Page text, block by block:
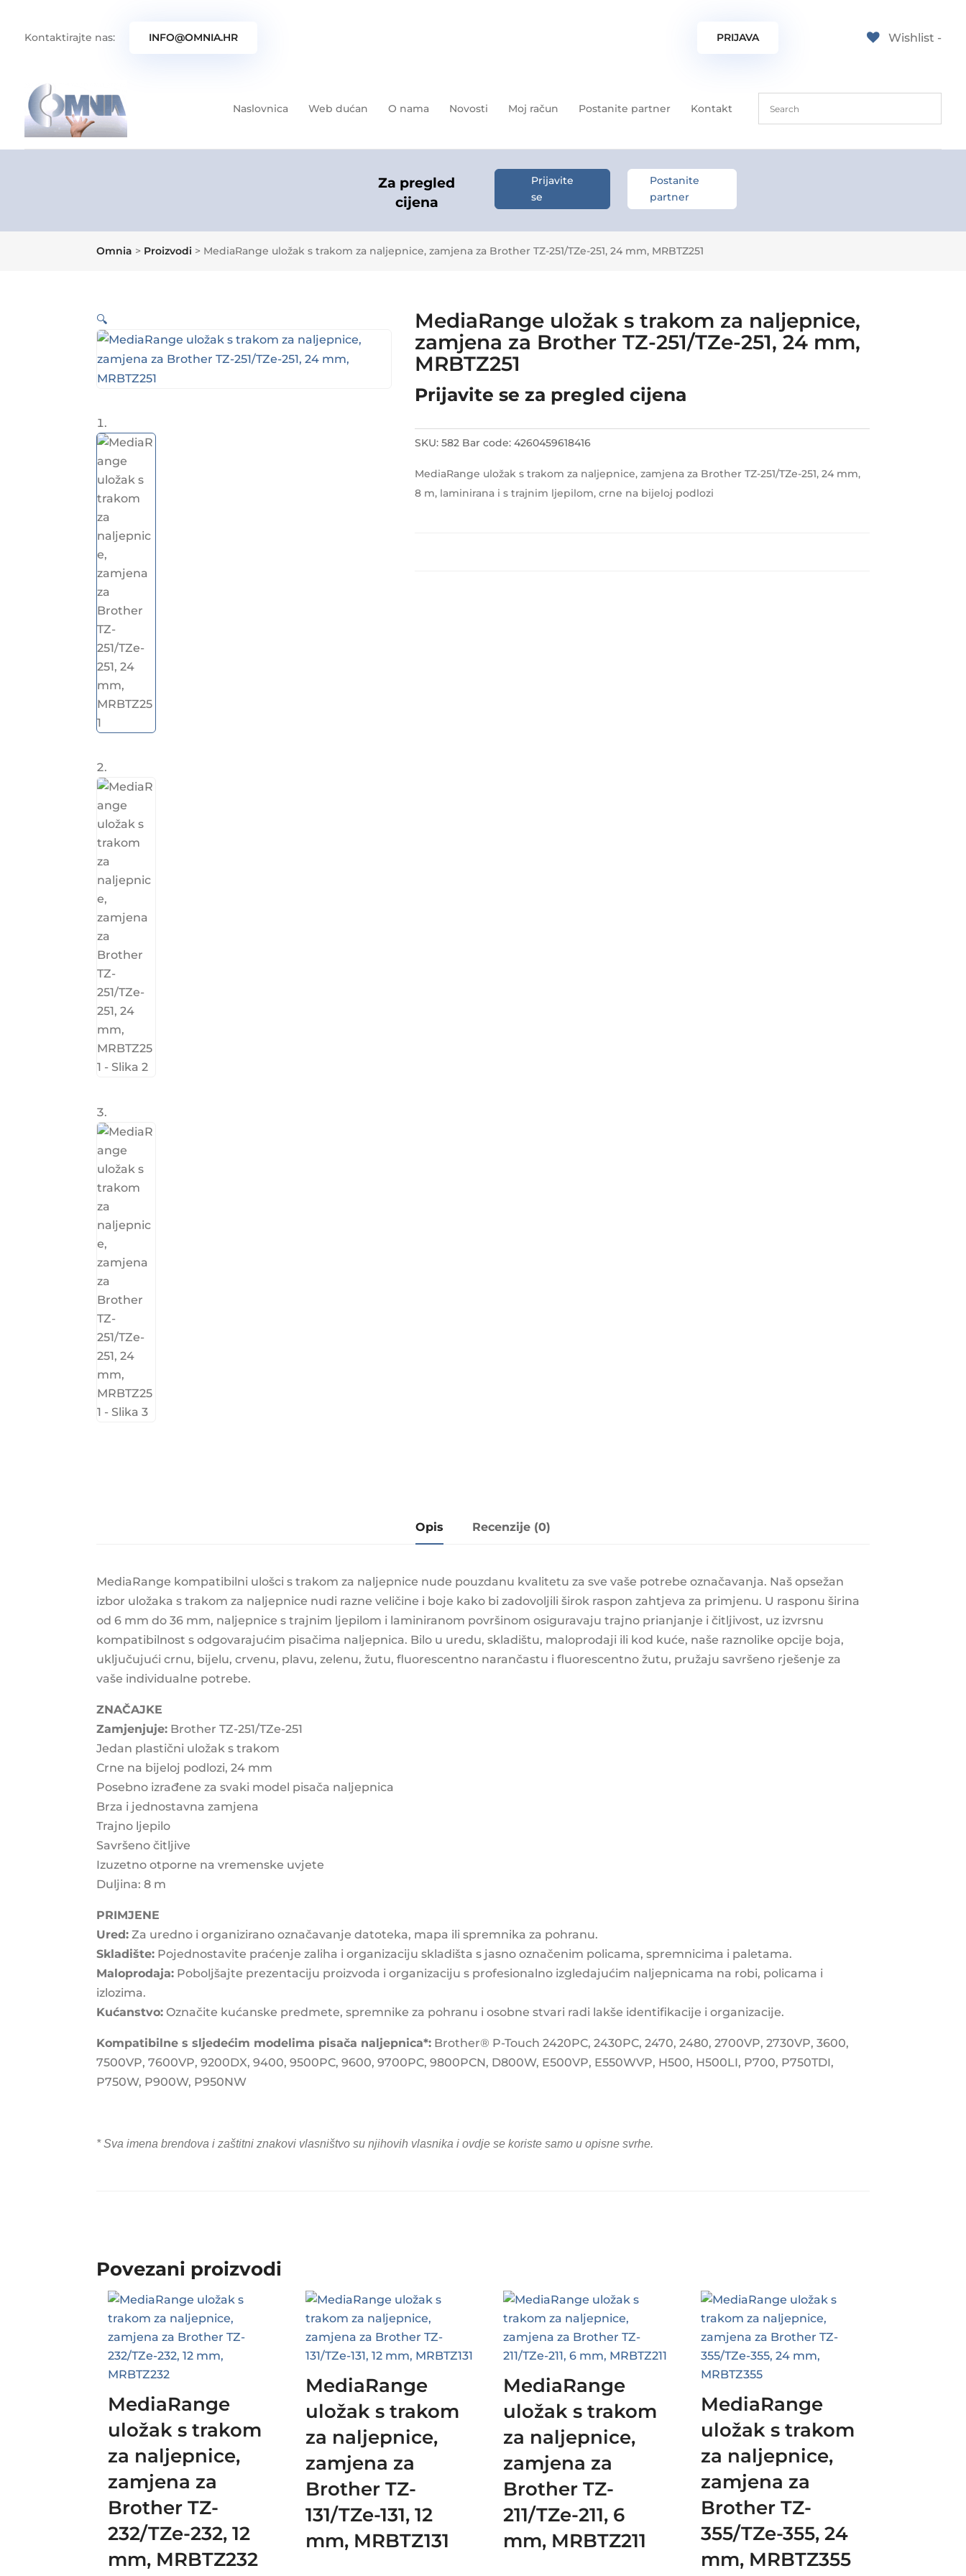
Kontaktirajte nas: INFO@OMNIA.HR PRIJAVA Wishlist -
Naslovnica Web dućan O nama Novosti Moj račun Postanite partner Kontakt
Za pregled
cijena
Prijavite
se
Postanite
partner
Omnia > Proizvodi > MediaRange uložak s trakom za naljepnice, zamjena za Brother TZ-251/TZe-251, 24 mm, MRBTZ251
🔍
MediaRange uložak s trakom za naljepnice,
zamjena za Brother TZ-251/TZe-251, 24 mm,
MRBTZ251
Prijavite se za pregled cijena
SKU:582 Bar code:4260459618416
MediaRange uložak s trakom za naljepnice, zamjena za Brother TZ-251/TZe-251, 24 mm,
8 m, laminirana i s trajnim ljepilom, crne na bijeloj podlozi
Opis Recenzije (0)
MediaRange kompatibilni ulošci s trakom za naljepnice nude pouzdanu kvalitetu za sve vaše potrebe označavanja. Naš opsežan
izbor uložaka s trakom za naljepnice nudi razne veličine i boje kako bi zadovoljili širok raspon zahtjeva za primjenu. U rasponu širina
od 6 mm do 36 mm, naljepnice s trajnim ljepilom i laminiranom površinom osiguravaju trajno prianjanje i čitljivost, uz izvrsnu
kompatibilnost s odgovarajućim pisačima naljepnica. Bilo u uredu, skladištu, maloprodaji ili kod kuće, naše raznolike opcije boja,
uključujući crnu, bijelu, crvenu, plavu, zelenu, žutu, fluorescentno narančastu i fluorescentno žutu, pružaju savršeno rješenje za
vaše individualne potrebe.
ZNAČAJKE
Zamjenjuje: Brother TZ-251/TZe-251
Jedan plastični uložak s trakom
Crne na bijeloj podlozi, 24 mm
Posebno izrađene za svaki model pisača naljepnica
Brza i jednostavna zamjena
Trajno ljepilo
Savršeno čitljive
Izuzetno otporne na vremenske uvjete
Duljina: 8 m
PRIMJENE
Ured: Za uredno i organizirano označavanje datoteka, mapa ili spremnika za pohranu.
Skladište: Pojednostavite praćenje zaliha i organizaciju skladišta s jasno označenim policama, spremnicima i paletama.
Maloprodaja: Poboljšajte prezentaciju proizvoda i organizaciju s profesionalno izgledajućim naljepnicama na robi, policama i
izlozima.
Kućanstvo: Označite kućanske predmete, spremnike za pohranu i osobne stvari radi lakše identifikacije i organizacije.
Kompatibilne s sljedećim modelima pisača naljepnica*: Brother® P-Touch 2420PC, 2430PC, 2470, 2480, 2700VP, 2730VP, 3600,
7500VP, 7600VP, 9200DX, 9400, 9500PC, 9600, 9700PC, 9800PCN, D800W, E500VP, E550WVP, H500, H500LI, P700, P750TDI,
P750W, P900W, P950NW
* Sva imena brendova i zaštitni znakovi vlasništvo su njihovih vlasnika i ovdje se koriste samo u opisne svrhe.
Povezani proizvodi
MediaRange
uložak s trakom
za naljepnice,
zamjena za
Brother TZ-
232/TZe-232, 12
mm, MRBTZ232
MediaRange
uložak s trakom
za naljepnice,
zamjena za
Brother TZ-
131/TZe-131, 12
mm, MRBTZ131
MediaRange
uložak s trakom
za naljepnice,
zamjena za
Brother TZ-
211/TZe-211, 6
mm, MRBTZ211
MediaRange
uložak s trakom
za naljepnice,
zamjena za
Brother TZ-
355/TZe-355, 24
mm, MRBTZ355